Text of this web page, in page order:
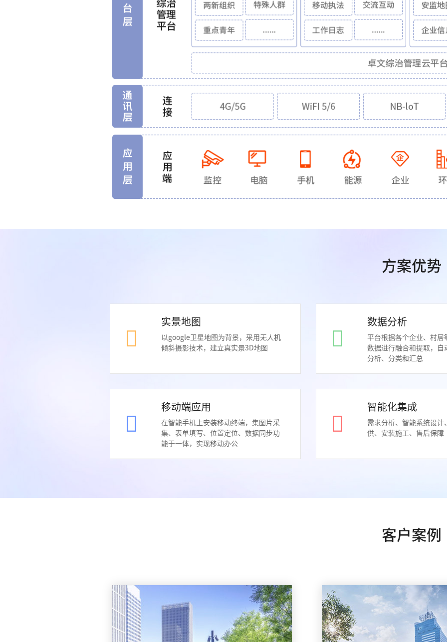
方案优势
实景地图
以google卫星地图为背景，采用无人机
倾斜摄影技术，建立真实景3D地图
数据分析
平台根据各个企业、村居
数据进行融合和提取，自
分析、分类和汇总
移动端应用
在智能手机上安装移动终端，集图片采
集、表单填写、位置定位、数据同步功
能于一体，实现移动办公
智能化集成
需求分析、智能系统设计
供、安装施工、售后保障
客户案例